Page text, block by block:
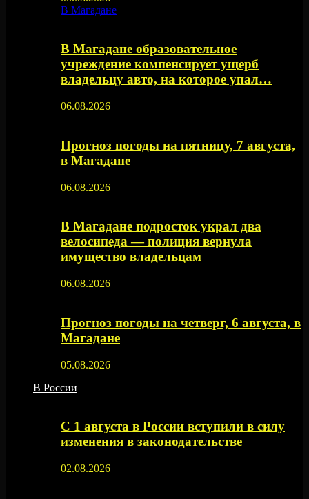
В Магадане
В Магадане образовательное
учреждение компенсирует ущерб
владельцу авто, на которое упал…
06.08.2026
Прогноз погоды на пятницу, 7 августа,
в Магадане
06.08.2026
В Магадане подросток украл два
велосипеда — полиция вернула
имущество владельцам
06.08.2026
Прогноз погоды на четверг, 6 августа, в
Магадане
05.08.2026
В России
С 1 августа в России вступили в силу
изменения в законодательстве
02.08.2026